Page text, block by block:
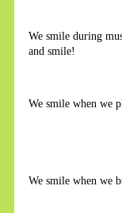
We smile during
and smile!
We smile when we
We smile when we